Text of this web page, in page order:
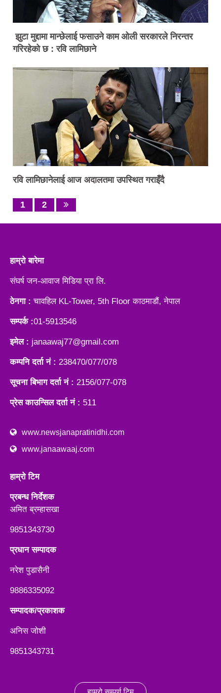
झुटा मुद्दामा मान्छेलाई फसाउने काम ओली सरकारले निरन्तर
गरिरहेको छ : रवि लामिछाने
रवि लामिछानेलाई आज अदालतमा उपस्थित गराइँदै
1 2
हाम्रो बारेमा
संघर्ष जन-आवाज मिडिया प्रा लि.
ठेनगा : चावहिल KL-Tower, 5th Floor काठमाडौं, नेपाल
सम्पर्क :01-5913546
इमेल : janaawaj77@gmail.com
कम्पनि दर्ता नं : 238470/077/078
सूचना बिभाग दर्ता नं : 2156/077-078
प्रेस काउन्सिल दर्ता नं : 511
www.newsjanapratinidhi.com
www.janaawaaj.com
हाम्रो टिम
प्रबन्ध निर्देशक
अमित ब्रम्हासखा
9851343730
प्रधान सम्पादक
नरेश पुडासैनी
9886335092
सम्पादक/प्रकाशक
अनिस जाेशी
9851343731